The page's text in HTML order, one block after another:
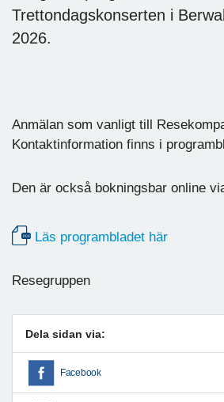
Trettondagskonserten i
2026.
Anmälan som vanligt till
Kontaktinformation finns i
Den är också bokningsbar online
Läs programbladet här
Resegruppen
Dela sidan via:
Facebook